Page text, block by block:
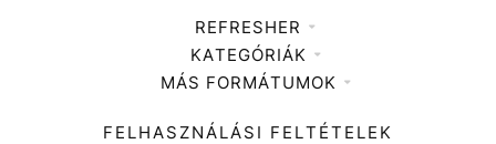
REFRESHER
Médiaajánlat
KATEGÓRIÁK
Zene
Divat
MÁS FORMÁTUMOK
FELHASZNÁLÁSI FELTÉTELEK